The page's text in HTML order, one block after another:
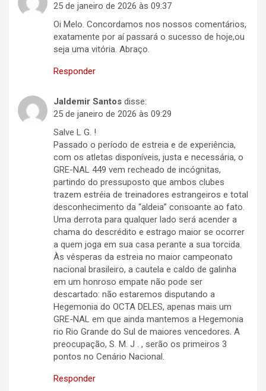
25 de janeiro de 2026 às 09:37
Oi Melo. Concordamos nos nossos comentários,
exatamente por aí passará o sucesso de hoje,ou
seja uma vitória. Abraço.
Responder
Jaldemir Santos disse:
25 de janeiro de 2026 às 09:29
Salve L G. !
Passado o período de estreia e de experiência,
com os atletas disponíveis, justa e necessária, o
GRE-NAL 449 vem recheado de incógnitas,
partindo do pressuposto que ambos clubes
trazem estréia de treinadores estrangeiros e total
desconhecimento da “aldeia” consoante ao fato.
Uma derrota para qualquer lado será acender a
chama do descrédito e estrago maior se ocorrer
a quem joga em sua casa perante a sua torcida.
Às vésperas da estreia no maior campeonato
nacional brasileiro, a cautela e caldo de galinha
em um honroso empate não pode ser
descartado: não estaremos disputando a
Hegemonia do OCTA DELES, apenas mais um
GRE-NAL em que ainda mantemos a Hegemonia
rio Rio Grande do Sul de maiores vencedores. A
preocupação, S. M. J . , serão os primeiros 3
pontos no Cenário Nacional.
Responder